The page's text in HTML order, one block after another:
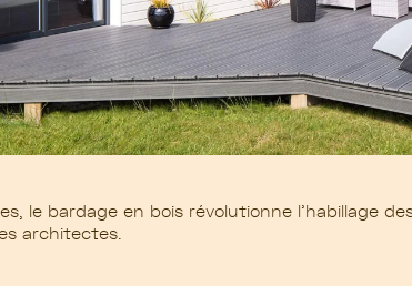
le bardage en bois révolutionne l’habillage
architectes.